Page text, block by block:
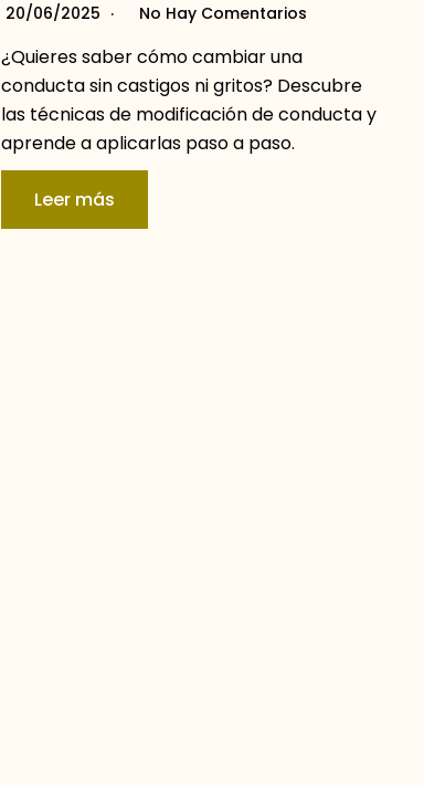
20/06/2025 No Hay Comentarios
¿Quieres saber cómo cambiar una
conducta sin castigos ni gritos? Descubre
las técnicas de modificación de conducta y
aprende a aplicarlas paso a paso.
Leer más